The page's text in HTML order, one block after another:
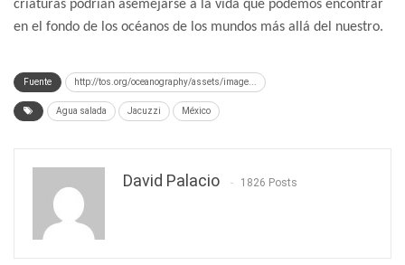
criaturas podrían asemejarse a la vida que podemos encontrar
en el fondo de los océanos de los mundos más allá del nuestro.
Fuente http://tos.org/oceanography/assets/image...
Agua salada Jacuzzi México
David Palacio 1826 Posts